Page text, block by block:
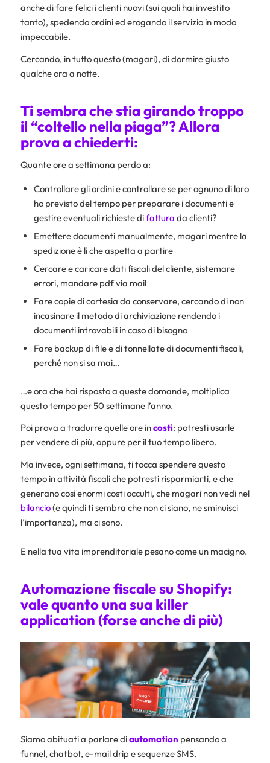
anche di fare felici i clienti nuovi (sui quali hai investito
tanto), spedendo ordini ed erogando il servizio in modo
impeccabile.
Cercando, in tutto questo (magari), di dormire giusto
qualche ora a notte.
Ti sembra che stia girando troppo
il “coltello nella piaga”? Allora
prova a chiederti:
Quante ore a settimana perdo a:
Controllare gli ordini e controllare se per ognuno di loro
ho previsto del tempo per preparare i documenti e
gestire eventuali richieste difattura da clienti?
Emettere documenti manualmente, magari mentre la
spedizione è lì che aspetta a partire
Cercare e caricare dati fiscali del cliente, sistemare
errori, mandare pdf via mail
Fare copie di cortesia da conservare, cercando di non
incasinare il metodo di archiviazione rendendo i
documenti introvabili in caso di bisogno
Fare backup di file e di tonnellate di documenti fiscali,
perché non si sa mai…
…e ora che hai risposto a queste domande, moltiplica
questo tempo per 50 settimane l’anno.
Poi prova a tradurre quelle ore incosti: potresti usarle
per vendere di più, oppure per il tuo tempo libero.
Ma invece, ogni settimana, ti tocca spendere questo
tempo in attività fiscali che potresti risparmiarti, e che
generano così enormi costi occulti, che magari non vedi nel
bilancio(e quindi ti sembra che non ci siano, ne sminuisci
l’importanza), ma ci sono.
E nella tua vita imprenditoriale pesano come un macigno.
Automazione fiscale su Shopify:
vale quanto una sua killer
application (forse anche di più)
Siamo abituati a parlare diautomation pensando a
funnel, chatbot, e-mail drip e sequenze SMS.